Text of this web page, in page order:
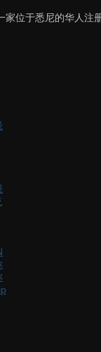
位于悉尼的华人注